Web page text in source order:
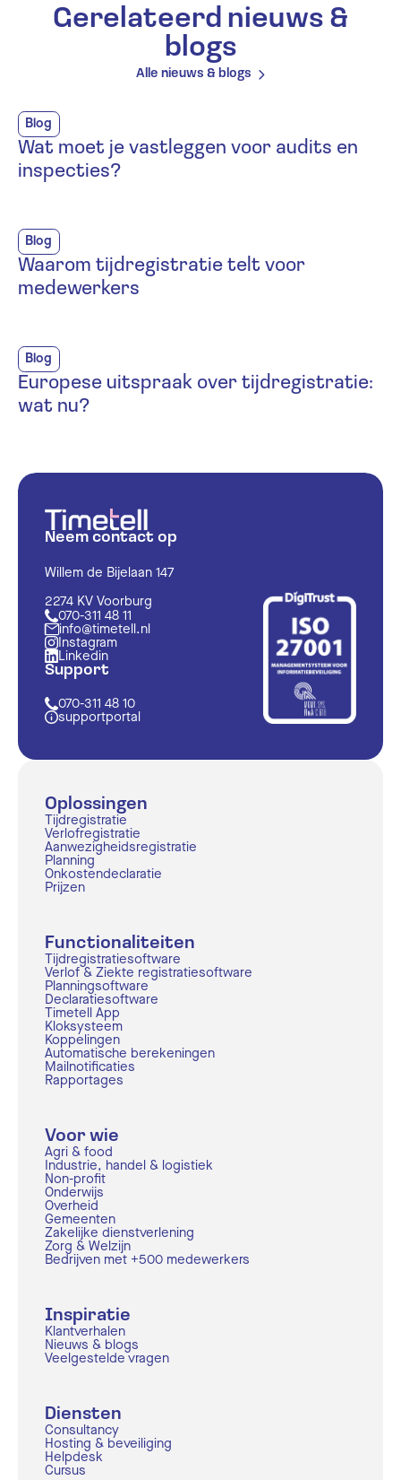
Gerelateerd nieuws &
blogs
Alle nieuws & blogs
Blog
Wat moet je vastleggen voor audits en
inspecties?
Blog
Waarom tijdregistratie telt voor
medewerkers
Blog
Europese uitspraak over tijdregistratie:
wat nu?
Neem contact op
Willem de Bijelaan 147
2274 KV Voorburg
070-311 48 11
info@timetell.nl
Instagram
Linkedin
Support
070-311 48 10
supportportal
Oplossingen
Tijdregistratie
Verlofregistratie
Aanwezigheidsregistratie
Planning
Onkostendeclaratie
Prijzen
Functionaliteiten
Tijdregistratiesoftware
Verlof & Ziekte registratiesoftware
Planningsoftware
Declaratiesoftware
Timetell App
Kloksysteem
Koppelingen
Automatische berekeningen
Mailnotificaties
Rapportages
Voor wie
Agri & food
Industrie, handel & logistiek
Non-profit
Onderwijs
Overheid
Gemeenten
Zakelijke dienstverlening
Zorg & Welzijn
Bedrijven met +500 medewerkers
Inspiratie
Klantverhalen
Nieuws & blogs
Veelgestelde vragen
Diensten
Consultancy
Hosting & beveiliging
Helpdesk
Cursus